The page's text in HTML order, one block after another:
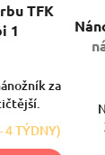
TFK
1
za
4 TÝDNY)